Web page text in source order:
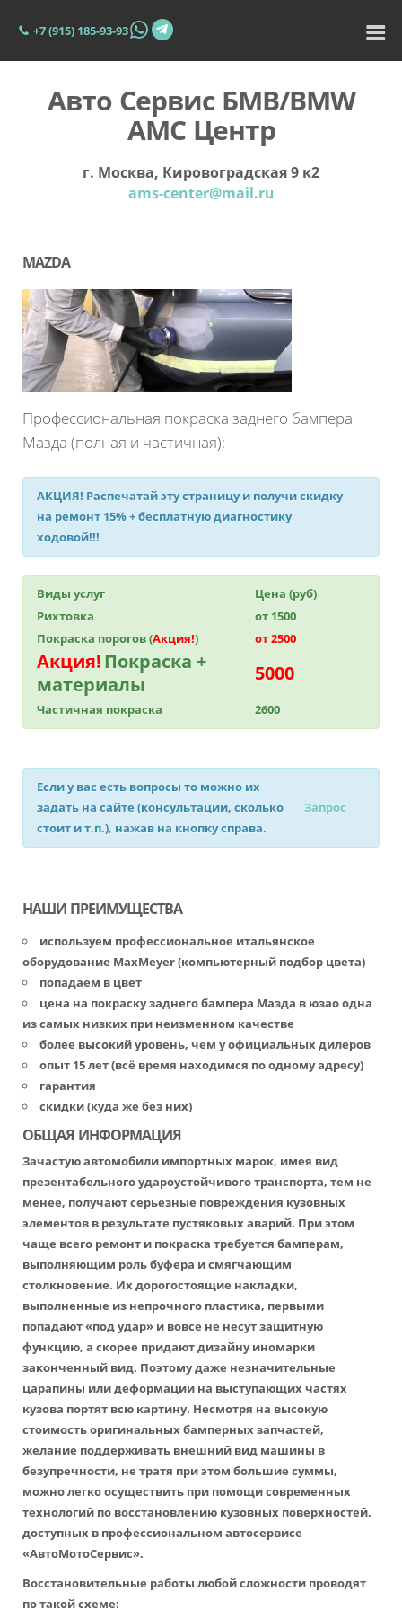
+7 (915) 185-93-93
Авто Сервис БМВ/BMW
АМС Центр
г. Москва, Кировоградская 9 к2
ams-center@mail.ru
MAZDA
Профессиональная покраска заднего бампера
Мазда (полная и частичная):
АКЦИЯ! Распечатай эту страницу и получискидку
на ремонт 15%+ бесплатную диагностику
ходовой!!!
Виды услуг
Цена (руб)
Рихтовка
от 1500
Покраска порогов (Акция!) от 2500
Акция!Покраска +
материалы
5000
Частичная покраска 2600
Если у вас есть вопросы то можно их
задать на сайте (консультации, сколько
стоит и т.п.), нажав на кнопку справа.
Запрос
НАШИ ПРЕИМУЩЕСТВА
используем профессиональное итальянское
оборудование MaxMeyer (компьютерный подбор цвета)
попадаем в цвет
цена на покраску заднего бампера Мазда в юзао одна
из самых низких при неизменном качестве
более высокий уровень, чем у официальных дилеров
опыт 15 лет (всё время находимся по одному адресу)
гарантия
скидки (куда же без них)
ОБЩАЯ ИНФОРМАЦИЯ
Зачастую автомобили импортных марок, имея вид
презентабельного удароустойчивого транспорта, тем не
менее, получают серьезные повреждения кузовных
элементов в результате пустяковых аварий. При этом
чаще всего ремонт и покраска требуется бамперам,
выполняющим роль буфера и смягчающим
столкновение. Их дорогостоящие накладки,
выполненные из непрочного пластика, первыми
попадают «под удар» и вовсе не несут защитную
функцию, а скорее придают дизайну иномарки
законченный вид. Поэтому даже незначительные
царапины или деформации на выступающих частях
кузова портят всю картину. Несмотря на высокую
стоимость оригинальных бамперных запчастей,
желание поддерживать внешний вид машины в
безупречности, не тратя при этом большие суммы,
можно легко осуществить при помощи современных
технологий по восстановлению кузовных поверхностей,
доступных в профессиональном автосервисе
«АвтоМотоСервис».
Восстановительные работы любой сложности проводят
по такой схеме: